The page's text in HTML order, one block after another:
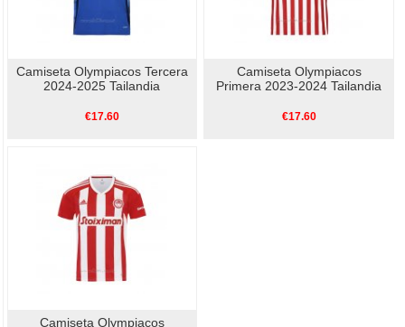
Camiseta Olympiacos Tercera
2024-2025 Tailandia
€17.60
Camiseta Olympiacos
Primera 2023-2024 Tailandia
€17.60
Camiseta Olympiacos